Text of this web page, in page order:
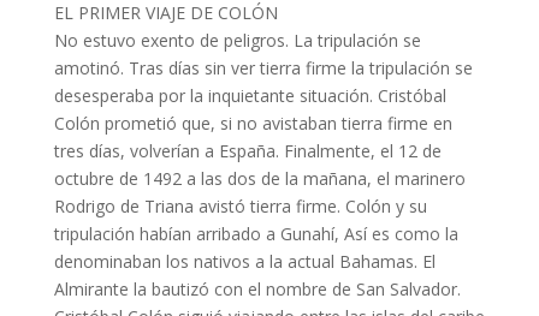
EL PRIMER VIAJE DE COLÓN
No estuvo exento de peligros. La tripulación se
amotinó. Tras días sin ver tierra firme la tripulación se
desesperaba por la inquietante situación. Cristóbal
Colón prometió que, si no avistaban tierra firme en
tres días, volverían a España. Finalmente, el 12 de
octubre de 1492 a las dos de la mañana, el marinero
Rodrigo de Triana avistó tierra firme. Colón y su
tripulación habían arribado a Gunahí, Así es como la
denominaban los nativos a la actual Bahamas. El
Almirante la bautizó con el nombre de San Salvador.